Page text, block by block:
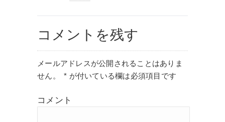
コメントを残す
メールアドレスが公開されることはありま
せん。
* が付いている欄は必須項目です
コメント